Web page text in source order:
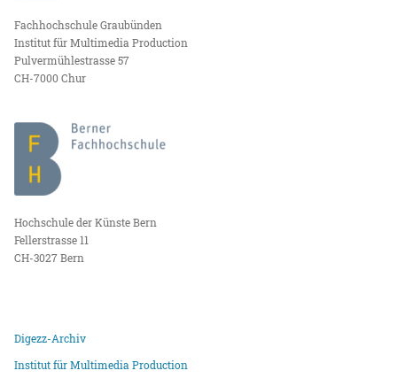
Fachhochschule Graubünden
Institut für Multimedia Production
Pulvermühlestrasse 57
CH-7000 Chur
Hochschule der Künste Bern
Fellerstrasse 11
CH-3027 Bern
Digezz-Archiv
Institut für Multimedia Production